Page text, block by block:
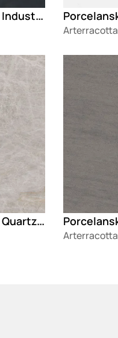
Porcelanska keramika Industrial Nomad Dark
Arterracotta
Porcelanska keramika Quartzite Stone
Loading
Arterracotta